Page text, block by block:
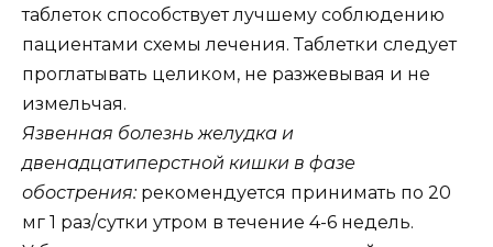
таблеток способствует лучшему соблюдению
пациентами схемы лечения. Таблетки следует
проглатывать целиком, не разжевывая и не
измельчая.
Язвенная болезнь желудка и
двенадцатиперстной кишки в фазе
обострения: рекомендуется принимать по 20
мг 1 раз/сутки утром в течение 4-6 недель.